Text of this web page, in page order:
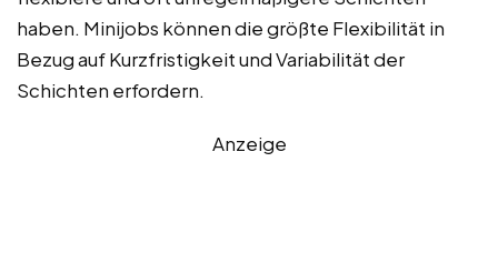
haben. Minijobs können die größte Flexibilität in
Bezug auf Kurzfristigkeit und Variabilität der
Schichten erfordern.
Anzeige